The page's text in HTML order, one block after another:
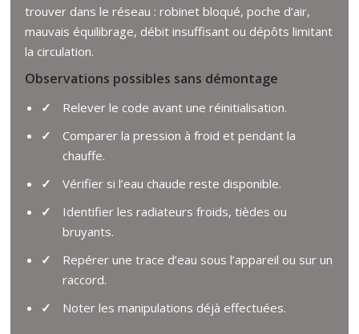
trouver dans le réseau : robinet bloqué, poche d’air,
mauvais équilibrage, débit insuffisant ou dépôts limitant
la circulation.
Observations possibles sans démontage
Relever le code avant une réinitialisation.
Comparer la pression à froid et pendant la
chauffe.
Vérifier si l’eau chaude reste disponible.
Identifier les radiateurs froids, tièdes ou
bruyants.
Repérer une trace d’eau sous l’appareil ou sur un
raccord.
Noter les manipulations déjà effectuées.